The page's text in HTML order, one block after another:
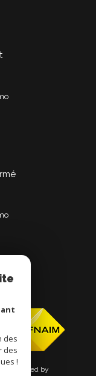
powered by
des
des
!